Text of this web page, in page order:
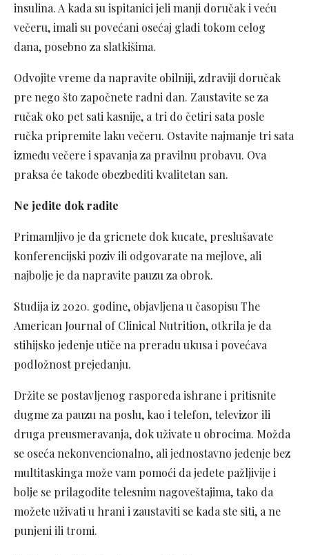
insulina. A kada su ispitanici jeli manji doručak i veću
večeru, imali su povećani osećaj gladi tokom celog
dana, posebno za slatkišima.
Odvojite vreme da napravite obilniji, zdraviji doručak
pre nego što započnete radni dan. Zaustavite se za
ručak oko pet sati kasnije, a tri do četiri sata posle
ručka pripremite laku večeru. Ostavite najmanje tri sata
između večere i spavanja za pravilnu probavu. Ova
praksa će takođe obezbediti kvalitetan san.
Ne jedite dok radite
Primamljivo je da gricnete dok kucate, preslušavate
konferencijski poziv ili odgovarate na mejlove, ali
najbolje je da napravite pauzu za obrok.
Studija iz 2020. godine, objavljena u časopisu The
American Journal of Clinical Nutrition, otkrila je da
stihijsko jedenje utiče na preradu ukusa i povećava
podložnost prejedanju.
Držite se postavljenog rasporeda ishrane i pritisnite
dugme za pauzu na poslu, kao i telefon, televizor ili
druga preusmeravanja, dok uživate u obrocima. Možda
se oseća nekonvencionalno, ali jednostavno jedenje bez
multitaskinga može vam pomoći da jedete pažljivije i
bolje se prilagodite telesnim nagoveštajima, tako da
možete uživati u hrani i zaustaviti se kada ste siti, a ne
punjeni ili tromi.